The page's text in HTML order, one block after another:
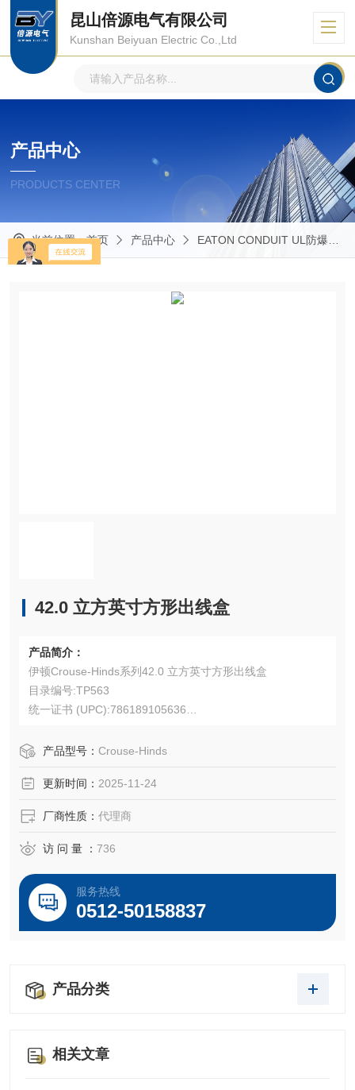
昆山倍源电气有限公司
Kunshan Beiyuan Electric Co.,Ltd
产品中心
PRODUCTS CENTER
当前位置：首页 产品中心 EATON CONDUIT UL防爆管件
42.0 立方英寸方形出线盒
产品简介：
伊顿Crouse-Hinds系列42.0 立方英寸方形出线盒
目录编号:TP563
统一证书 (UPC):786189105636
产品高度:2.13 英寸
产品重量:1.04 磅
产品型号： Crouse-Hinds
更新时间： 2025-11-24
厂商性质： 代理商
访 问 量 ： 736
服务热线
0512-50158837
产品分类
相关文章